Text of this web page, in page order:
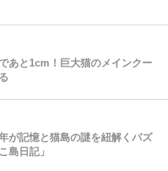
あと1cm！巨大猫のメインクー
が記憶と猫島の謎を紐解くパズ
島日記」